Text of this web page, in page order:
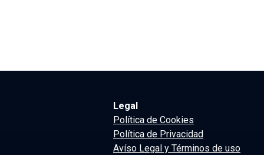
Legal
Política de Cookies
Política de Privacidad
Avíso Legal y Términos de uso